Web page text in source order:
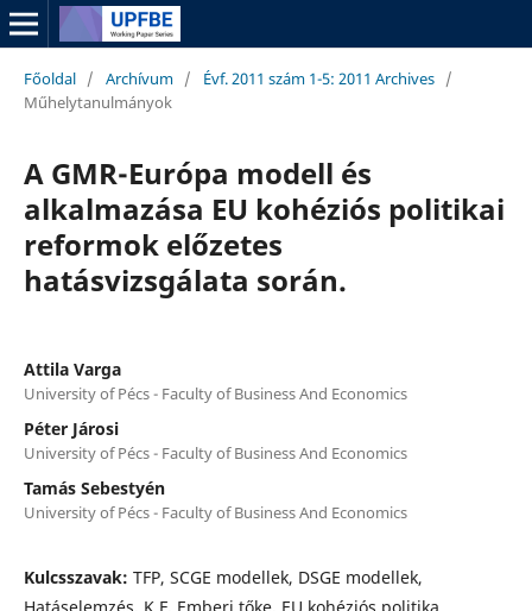
Főoldal / Archívum / Évf. 2011 szám 1-5: 2011 Archives /
Műhelytanulmányok
A GMR-Európa modell és
alkalmazása EU kohéziós politikai
reformok előzetes
hatásvizsgálata során.
Attila Varga
University of Pécs - Faculty of Business And Economics
Péter Járosi
University of Pécs - Faculty of Business And Economics
Tamás Sebestyén
University of Pécs - Faculty of Business And Economics
Kulcsszavak: TFP, SCGE modellek, DSGE modellek,